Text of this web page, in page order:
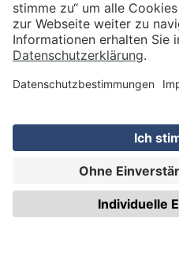
WIRmachenDRUCK GmbH
Illerstraße 15
71522 Backnang
Tel.: +49 (0) 711 995 982 - 20